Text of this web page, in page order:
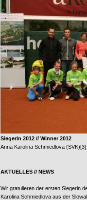
Siegerin 2012 // Winner 2012
Anna Karolina Schmiedlova (SVK)[3]
AKTUELLES // NEWS
Wir gratulieren der ersten Siegerin
Karolina Schmiedlova aus der